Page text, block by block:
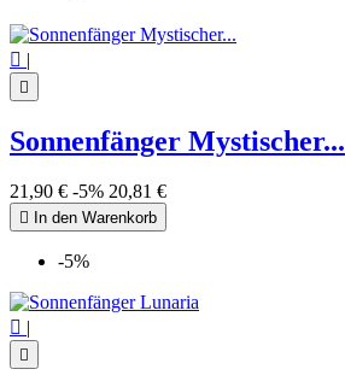
 |

Sonnenfänger Mystischer...
21,90 € -5% 20,81 €
 In den Warenkorb
-5%

